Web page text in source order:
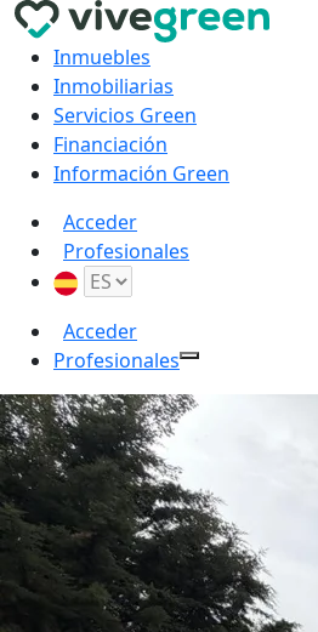
Inmuebles
Inmobiliarias
Servicios Green
Financiación
Información Green
Acceder
Profesionales
Acceder
Profesionales